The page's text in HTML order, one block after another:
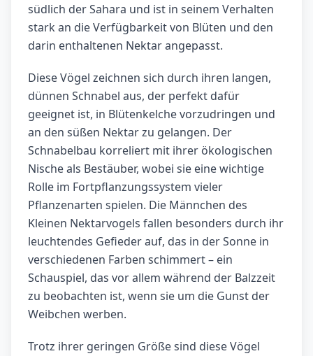
südlich der Sahara und ist in seinem Verhalten
stark an die Verfügbarkeit von Blüten und den
darin enthaltenen Nektar angepasst.
Diese Vögel zeichnen sich durch ihren langen,
dünnen Schnabel aus, der perfekt dafür
geeignet ist, in Blütenkelche vorzudringen und
an den süßen Nektar zu gelangen. Der
Schnabelbau korreliert mit ihrer ökologischen
Nische als Bestäuber, wobei sie eine wichtige
Rolle im Fortpflanzungssystem vieler
Pflanzenarten spielen. Die Männchen des
Kleinen Nektarvogels fallen besonders durch ihr
leuchtendes Gefieder auf, das in der Sonne in
verschiedenen Farben schimmert – ein
Schauspiel, das vor allem während der Balzzeit
zu beobachten ist, wenn sie um die Gunst der
Weibchen werben.
Trotz ihrer geringen Größe sind diese Vögel